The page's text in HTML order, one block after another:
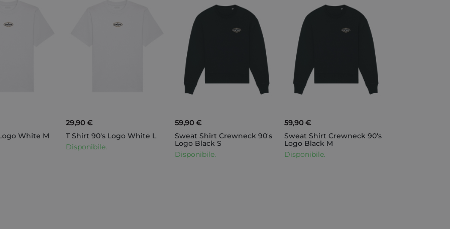
White M
29,90 €
T Shirt 90's Logo White L
Disponibile.
59,90 €
Sweat Shirt Crewneck 90's
Logo Black S
Disponibile.
59,90 €
Sweat Shirt Crewneck 90's
Logo Black M
Disponibile.